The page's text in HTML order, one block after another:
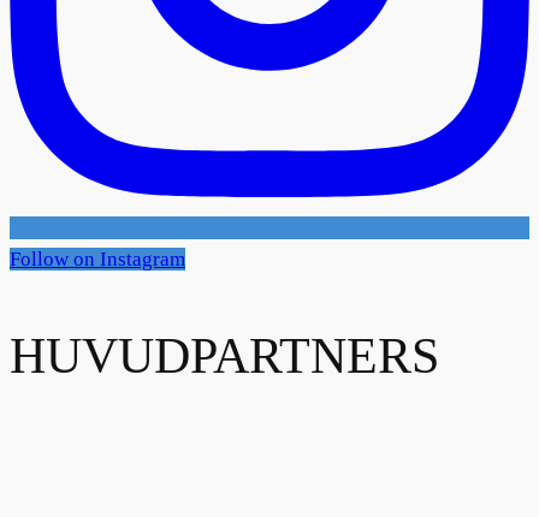
Follow on Instagram
HUVUDPARTNERS